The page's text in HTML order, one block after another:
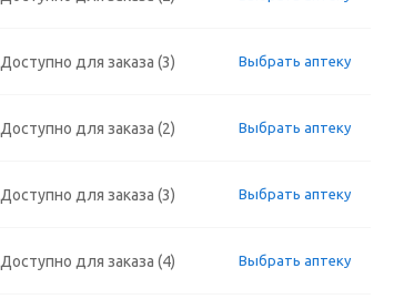
Доступно для заказа (3) Выбрать аптеку
Доступно для заказа (2) Выбрать аптеку
Доступно для заказа (3) Выбрать аптеку
Доступно для заказа (4) Выбрать аптеку